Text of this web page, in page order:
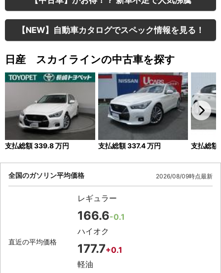
【NEW】自動車カタログでスペック情報を見る！
日産 スカイラインの中古車を探す
支払総額339.8万円 支払総額337.4万円 支払総額
全国のガソリン平均価格 2026/08/09時点最新
直近の平均価格
レギュラー
166.6-0.1
ハイオク
177.7+0.1
軽油